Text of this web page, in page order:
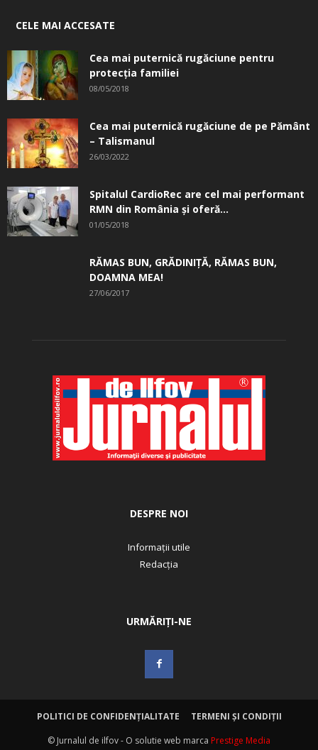
CELE MAI ACCESATE
Cea mai puternică rugăciune pentru
protecția familiei
08/05/2018
Cea mai puternică rugăciune de pe Pământ
– Talismanul
26/03/2022
Spitalul CardioRec are cel mai performant
RMN din România și oferă...
01/05/2018
RĂMAS BUN, GRĂDINIŢĂ, ­RĂMAS BUN,
DOAMNA MEA!
27/06/2017
DESPRE NOI
Informații utile
Redacția
URMĂRIȚI-NE
POLITICI DE CONFIDENȚIALITATE
TERMENI ȘI CONDIȚII
© Jurnalul de ilfov - O solutie web marca Prestige Media